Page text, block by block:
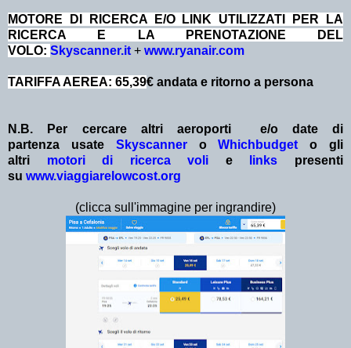
MOTORE DI RICERCA E/O LINK UTILIZZATI PER LA
RICERCA E LA PRENOTAZIONE DEL
VOLO: Skyscanner.it + www.ryanair.com
TARIFFA AEREA: 65,39€ andata e ritorno a persona
N.B. Per cercare altri aeroporti e/o date di
partenza usate SkyscanneroWhichbudget o gli
altri motori di ricerca voli e links presenti
su www.viaggiarelowcost.org
(clicca sull'immagine per ingrandire)